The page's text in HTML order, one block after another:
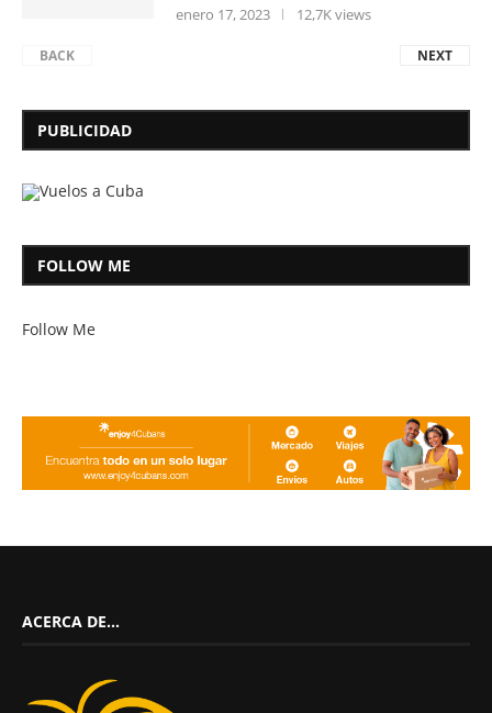
enero 17, 2023 12,7K views
BACK NEXT
PUBLICIDAD
FOLLOW ME
Follow Me
ACERCA DE…